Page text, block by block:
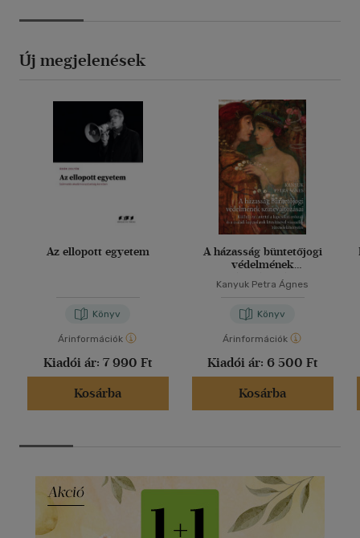
Új megjelenések
Az ellopott egyetem
Könyv
Árinformációk
Kiadói ár: 7 990 Ft
Kosárba
A házasság büntetőjogi
védelmének
színeváltozásai
Kanyuk Petra Ágnes
Könyv
Árinformációk
Kiadói ár: 6 500 Ft
Kosárba